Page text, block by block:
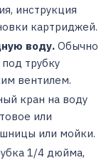
инструкция
картриджей.
воду. Обычно
трубку
вентилем.
кран на воду
или
или мойки.
1/4 дюйма,